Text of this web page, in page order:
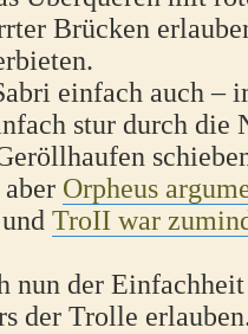
Brücken
einfach auch –
stur durch die
Orpheus
TroII war
nun der
der Trolle